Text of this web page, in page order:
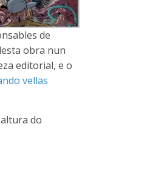
de
obra nun
editorial, e o
vellas
do